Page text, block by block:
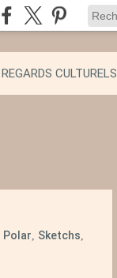
CULTURELS
Polar, Sketchs,